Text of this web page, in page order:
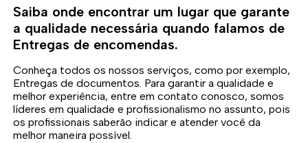
Saiba onde encontrar um lugar que garante
a qualidade necessária quando falamos de
Entregas de encomendas.
Conheça todos os nossos serviços, como por exemplo,
Entregas de documentos. Para garantir a qualidade e
melhor experiência, entre em contato conosco, somos
líderes em qualidade e profissionalismo no assunto, pois
os profissionais saberão indicar e atender você da
melhor maneira possível.